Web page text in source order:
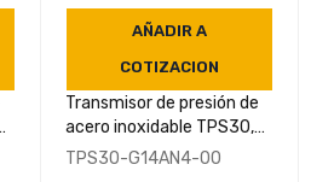
AÑADIR A
COTIZACION
Transmisor de presión de
acero inoxidable TPS30,
de 0 a 0,2 Mpa Rosca NPT
TPS30-G14AN4-00